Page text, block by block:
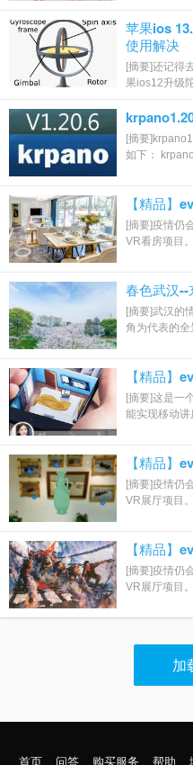
苹果ios
使用解决
[摘要]还记得
果ios12升级
[摘要
如下：
【精品】
[摘要]疫情仍
VR看房项目
春色武汉
[摘要]武汉的
角为代表的
【精品】
[摘要]这是一
能实现移动
【精品】
[摘要]疫情仍
VR展厅项目
【精品】
[摘要]疫情仍
VR展厅项目
加
首页 问答 购买服务 帮助